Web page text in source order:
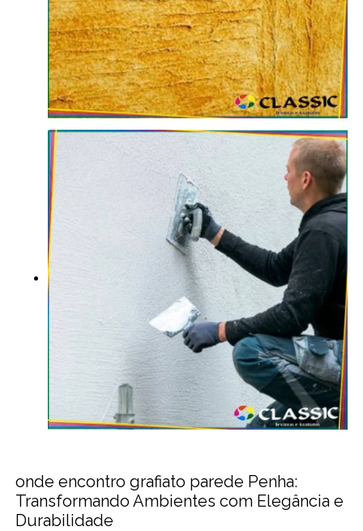
onde encontro grafiato parede Penha:
Transformando Ambientes com Elegância e
Durabilidade